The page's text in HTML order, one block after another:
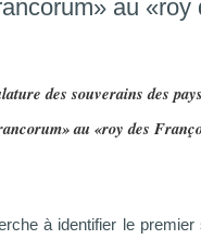
au «roy
des souverains des
au «roy des
à identifier le premier